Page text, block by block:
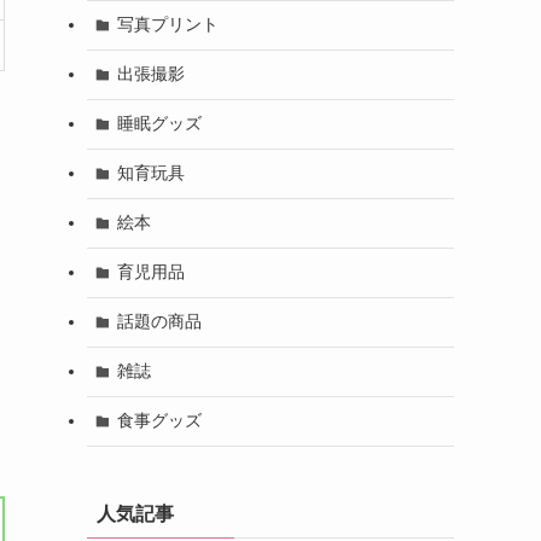
写真プリント
出張撮影
睡眠グッズ
知育玩具
絵本
育児用品
話題の商品
雑誌
食事グッズ
人気記事